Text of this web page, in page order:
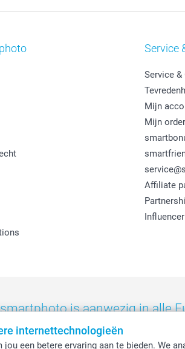
internettechnologieën
een betere ervaring aan te bieden. We
Service
Service
Mijn
Mijn
Affiliate
smartphoto is aanwezig in alle
- Nederland - Norge - Österreich